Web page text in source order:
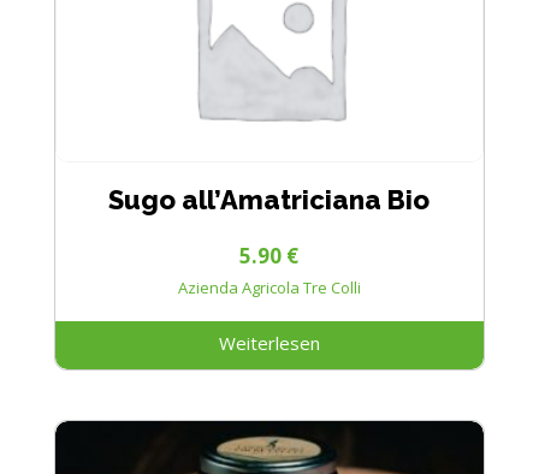
Sugo all’Amatriciana Bio
Azienda Agricola Tre Colli
5.90 €
Weiterlesen